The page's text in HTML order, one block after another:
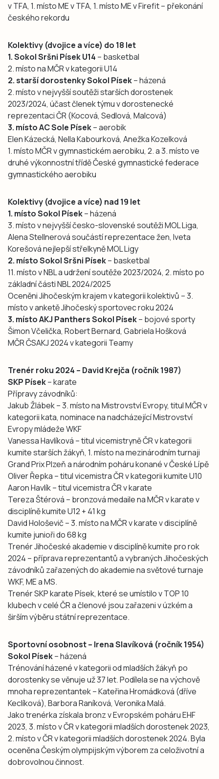
v TFA, 1. místo ME v TFA, 1. místo ME v Firefit – překonání
českého rekordu
Kolektivy (dvojice a více) do 18 let
1. Sokol Sršni Písek U14 – basketbal
2. místo na MČR v kategorii U14
2. starší dorostenky Sokol Písek– házená
2. místo v nejvyšší soutěži starších dorostenek
2023/2024, účast členek týmu v dorostenecké
reprezentaci ČR (Kocová, Sedlová, Malcová)
3. místo AC Sole Písek– aerobik
Elen Kázecká, Nella Kabourková, Anežka Kozelková
1. místo MČR v gymnastickém aerobiku, 2. a 3. místo ve
druhé výkonnostní třídě České gymnastické federace
gymnastického aerobiku
Kolektivy (dvojice a více) nad 19 let
1. místo Sokol Písek– házená
3. místo v nejvyšší česko-slovenské soutěži MOL Liga,
Alena Stellnerová součástí reprezentace žen, Iveta
Korešová nejlepší střelkyně MOL Ligy
2. místo Sokol Sršni Písek– basketbal
11. místo v NBL a udržení soutěže 2023/2024, 2. místo po
základní části NBL 2024/2025
Oceněni Jihočeským krajem v kategorii kolektivů – 3.
místo v anketě Jihočeský sportovec roku 2024
3. místo AKJ Panthers Sokol Písek– bojové sporty
Šimon Včelička, Robert Bernard, Gabriela Hošková
MČR ČSAKJ 2024 v kategorii Teamy
Trenér roku 2024 – David Krejča (ročník 1987)
SKP Písek– karate
Přípravy závodníků:
Jakub Žlábek – 3. místo na Mistrovství Evropy, titul MČR v
kategorii kata, nominace na nadcházející Mistrovství
Evropy mládeže WKF
Vanessa Havlíková – titul vicemistryně ČR v kategorii
kumite starších žákyň, 1. místo na mezinárodním turnaji
Grand Prix Plzeň a národním poháru konané v České Lípě
Oliver Řepka – titul vicemistra ČR v kategorii kumite U10
Aaron Havlík – titul vicemistra ČR v karate
Tereza Štérová – bronzová medaile na MČR v karate v
disciplíně kumite U12 + 41 kg
David Hološevič – 3. místo na MČR v karate v disciplíně
kumite junioři do 68 kg
Trenér Jihočeské akademie v disciplíně kumite pro rok
2024 – příprava reprezentantů a vybraných Jihočeských
závodníků zařazených do akademie na světové turnaje
WKF, ME a MS.
Trenér SKP karate Písek, které se umístilo v TOP 10
klubech v celé ČR a členové jsou zařazeni v úzkém a
širším výběru státní reprezentace.
Sportovní osobnost – Irena Slavíková (ročník 1954)
Sokol Písek– házená
Trénování házené v kategorii od mladších žákyň po
dorostenky se věnuje už 37 let. Podílela se na výchově
mnoha reprezentantek – Kateřina Hromádková (dříve
Keclíková), Barbora Raníková, Veronika Malá.
Jako trenérka získala bronz v Evropském poháru EHF
2023, 3. místo v ČR v kategorii mladších dorostenek 2023,
2. místo v ČR v kategorii mladších dorostenek 2024. Byla
oceněna Českým olympijským výborem za celoživotní a
dobrovolnou činnost.